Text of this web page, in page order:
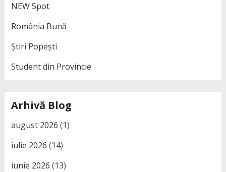
NEW Spot
România Bună
Știri Popești
Student din Provincie
Arhivă Blog
august 2026 (1)
iulie 2026 (14)
iunie 2026 (13)